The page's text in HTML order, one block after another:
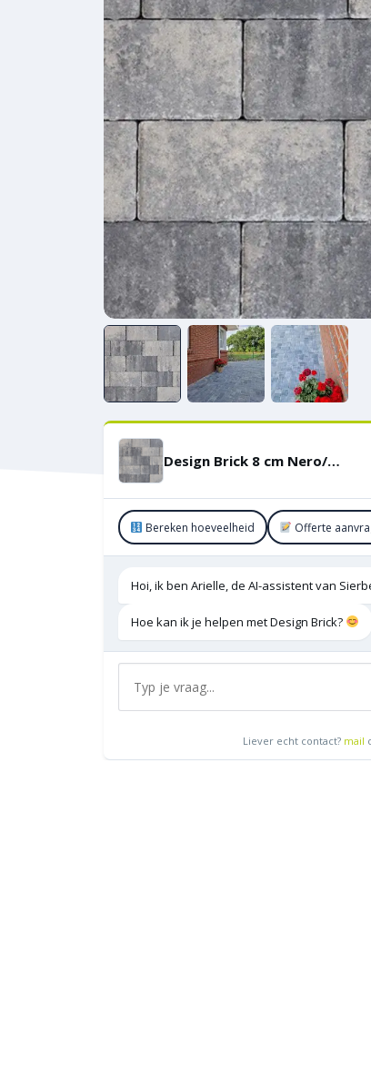
Design Brick 8 cm Nero/Grey mini facet KOMO
Bereken hoeveelheid Offerte
Hoi, ik ben Arielle, de AI-assistent van
Hoe kan ik je helpen met Design Brick?
Liever echt contact? mail